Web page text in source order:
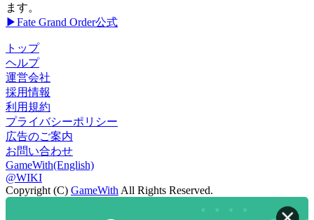
ます。
▶Fate Grand Order公式
トップ
ヘルプ
運営会社
採用情報
利用規約
プライバシーポリシー
広告のご案内
お問い合わせ
GameWith(English)
@WIKI
Copyright (C) GameWith All Rights Reserved.